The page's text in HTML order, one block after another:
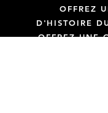
OFFREZ
D'HISTOIRE
OFFREZ UNE